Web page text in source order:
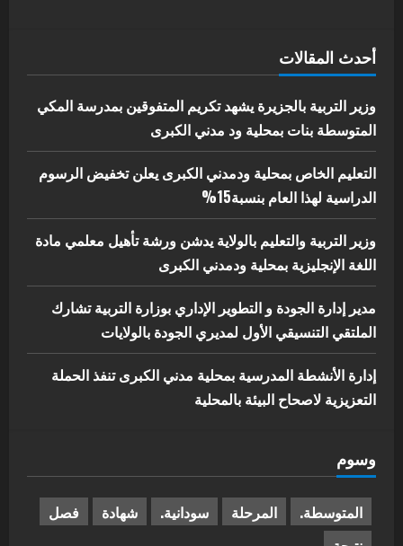
5
البيئة بالمحلية
يوليو 29, 2026
أحدث المقالات
وزير التربية بالجزيرة يشهد تكريم المتفوقين بمدرسة المكي
المتوسطة بنات بمحلية ود مدني الكبرى
التعليم الخاص بمحلية ودمدني الكبرى يعلن تخفيض الرسوم
الدراسية لهذا العام بنسبة15%
وزير التربية والتعليم بالولاية يدشن ورشة تأهيل معلمي مادة
اللغة الإنجليزية بمحلية ودمدني الكبرى
مدير إدارة الجودة و التطوير الإداري بوزارة التربية تشارك
الملتقي التنسيقي الأول لمديري الجودة بالولايات
إدارة الأنشطة المدرسية بمحلية مدني الكبرى تنفذ الحملة
التعزيزية لاصحاح البيئة بالمحلية
وسوم
المتوسطة. المرحلة سودانية. شهادة
فصل